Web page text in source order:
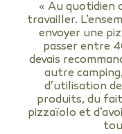
« Au quotidien
travailler.
envoyer une
passer entre
devais
autre
d’utilisation
produits, du
pizzaïolo et